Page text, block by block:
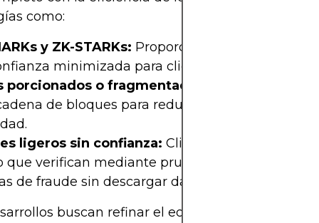
como:
y ZK-STARKs: Proporcionan pruebas de
minimizada para clientes ligeros.
porcionados o fragmentados:
de bloques para reducir la carga y
ligeros sin confianza: Clientes
que verifican mediante pruebas de
de fraude sin descargar datos completos.
buscan refinar el equilibrio entre